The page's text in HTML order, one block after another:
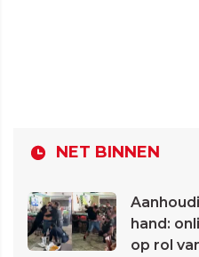
NET BINNEN
hand:
op rol